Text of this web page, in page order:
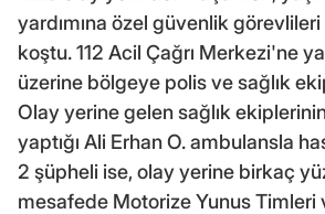
yardımına özel güvenlik
koştu. 112 Acil Çağrı Merkezi'ne
üzerine bölgeye polis ve sağlık
Olay yerine gelen sağlık
yaptığı Ali Erhan O. ambulansla
2 şüpheli ise, olay yerine birkaç
mesafede Motorize Yunus Timleri